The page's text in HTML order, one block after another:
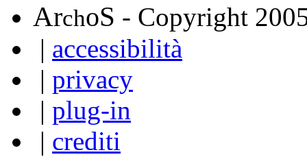
ArchoS - Copyright
| accessibilità
| privacy
| plug-in
| crediti